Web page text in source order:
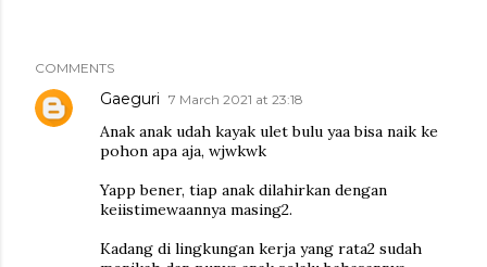
COMMENTS
Gaeguri 7 March 2021 at 23:18
Anak anak udah kayak ulet bulu yaa bisa naik ke
pohon apa aja, wjwkwk
Yapp bener, tiap anak dilahirkan dengan
keiistimewaannya masing2.
Kadang di lingkungan kerja yang rata2 sudah